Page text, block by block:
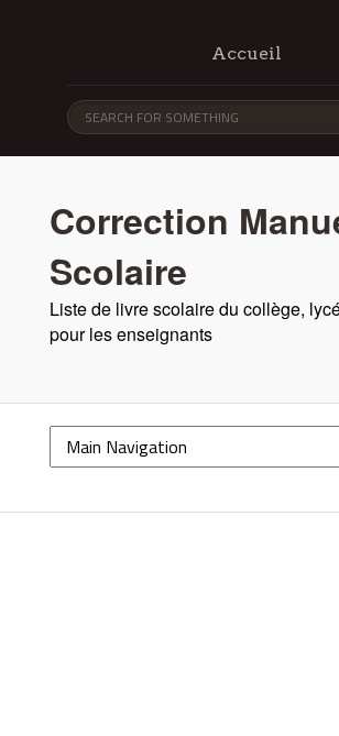
Accueil
Correction
Scolaire
Liste de livre scolaire du collège,
pour les enseignants